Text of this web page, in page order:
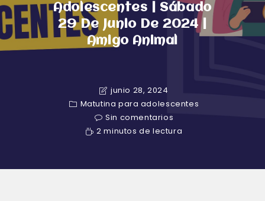
Adolescentes | Sábado
29 De Junio De 2024 |
Amigo Animal
junio 28, 2024
Matutina para adolescentes
Sin comentarios
2 minutos de lectura